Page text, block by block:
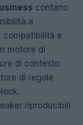
contano
a
compatibilità e
motore di
di contesto
di regole
riproducibili